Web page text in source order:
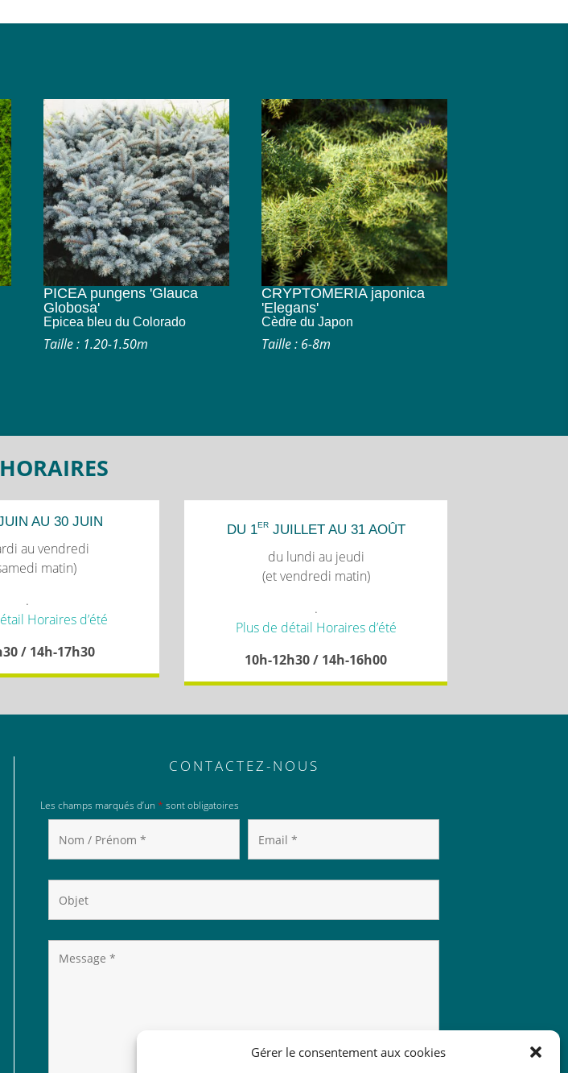
Gérer le consentement aux cookies
PICEA pungens 'Glauca
Globosa'
Epicea bleu du Colorado
Taille : 1.20-1.50m
CRYPTOMERIA japonica
'Elegans'
Cèdre du Japon
Taille : 6-8m
AU 30 JUIN
au vendredi
matin)
.
Horaires d’été
/ 14h-17h30
DU 1ERJUILLET AU 31 AOÛT
du lundi au jeudi
(et vendredi matin)
.
Plus de détail Horaires d’été
10h-12h30 / 14h-16h00
CONTACTEZ-NOUS
Les champs marqués d’un * sont obligatoires